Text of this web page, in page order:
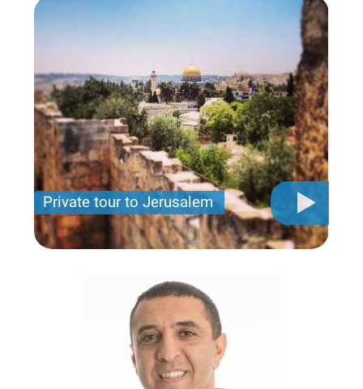
Private tour to Jerusalem
Private tour for only 790 USD